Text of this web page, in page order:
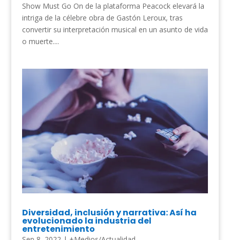
Show Must Go On de la plataforma Peacock elevará la
intriga de la célebre obra de Gastón Leroux, tras
convertir su interpretación musical en un asunto de vida
o muerte....
Diversidad, inclusión y narrativa: Así ha
evolucionado la industria del
entretenimiento